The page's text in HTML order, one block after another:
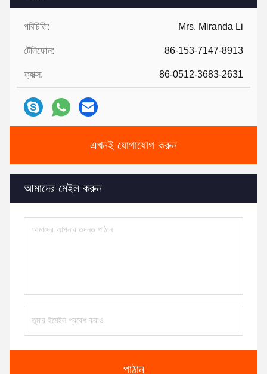
পরিচিতি: Mrs. Miranda Li
টেলিফোন: 86-153-7147-8913
ফ্যাক্স: 86-0512-3683-2631
এখনই যোগাযোগ করুন
আমাদের মেইল ​​করুন
পাঠান